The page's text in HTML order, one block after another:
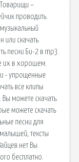
–
проводить.
или скачать
песни Би-2 в mp3.
их в хорошем.
- упрощенные
все клипы
Вы можете скачать.
можете скачать
песни для
тексты
Вы
бесплатно.